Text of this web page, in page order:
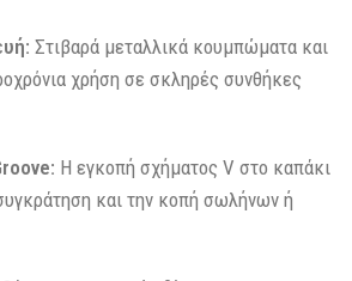
Στιβαρά μεταλλικά κουμπώματα και
χρήση σε σκληρές συνθήκες
Η εγκοπή σχήματος V στο καπάκι
συγκράτηση και την κοπή σωλήνων ή